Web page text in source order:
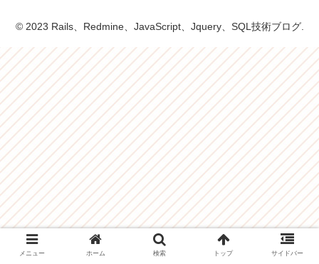
© 2023 Rails、Redmine、JavaScript、Jquery、SQL技術ブログ.
メニュー ホーム 検索 トップ サイドバー